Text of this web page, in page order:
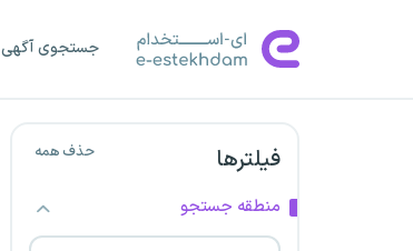
جستجوی آگهی
فیلترها حذف همه
منطقه جستجو